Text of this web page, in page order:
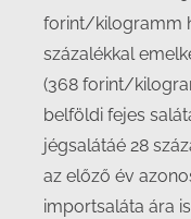
forint/kilogramm
százalékkal
(368 forint/
belföldi fejes
jégsalátáé 28
az előző év
importsaláta ára